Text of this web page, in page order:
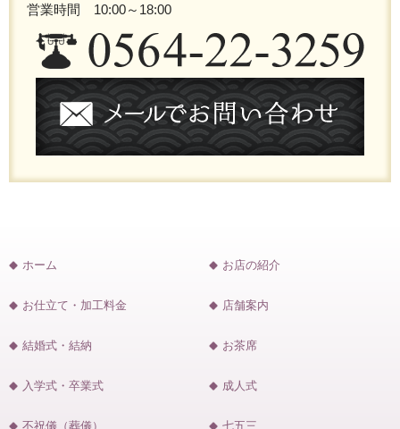
営業時間 10:00～18:00
ホーム お店の紹介
お仕立て・加工料金 店舗案内
結婚式・結納 お茶席
入学式・卒業式 成人式
不祝儀（葬儀） 七五三